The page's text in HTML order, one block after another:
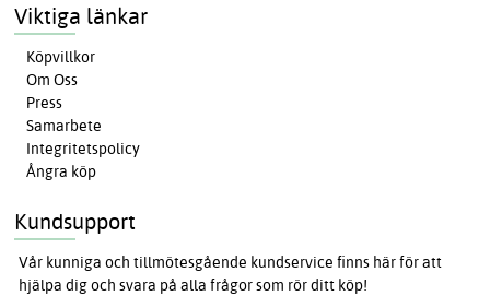
Viktiga länkar
Köpvillkor
Om Oss
Press
Samarbete
Integritetspolicy
Ångra köp
Kundsupport
Vår kunniga och tillmötesgående kundservice finns här för att
hjälpa dig och svara på alla frågor som rör ditt köp!